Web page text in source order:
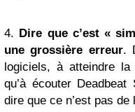
4. Dire que c’est «
une grossière erreur.
logiciels, à atteindre
qu’à écouter
dire que ce n’est pas